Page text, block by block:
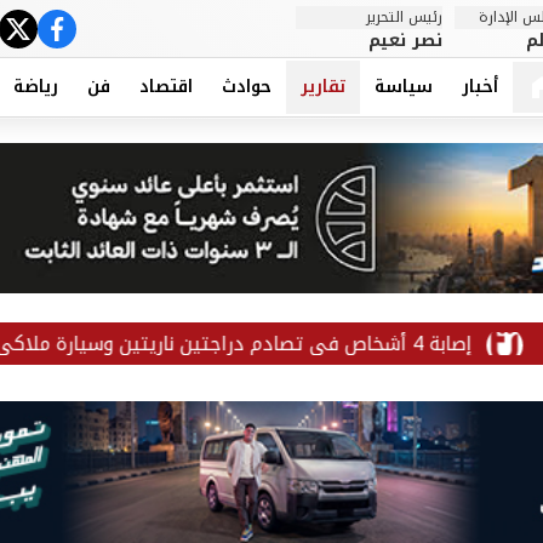
الإدارة رئيس التحرير
نصر نعيم
أخبار سياسة تقارير حوادث اقتصاد فن رياضة